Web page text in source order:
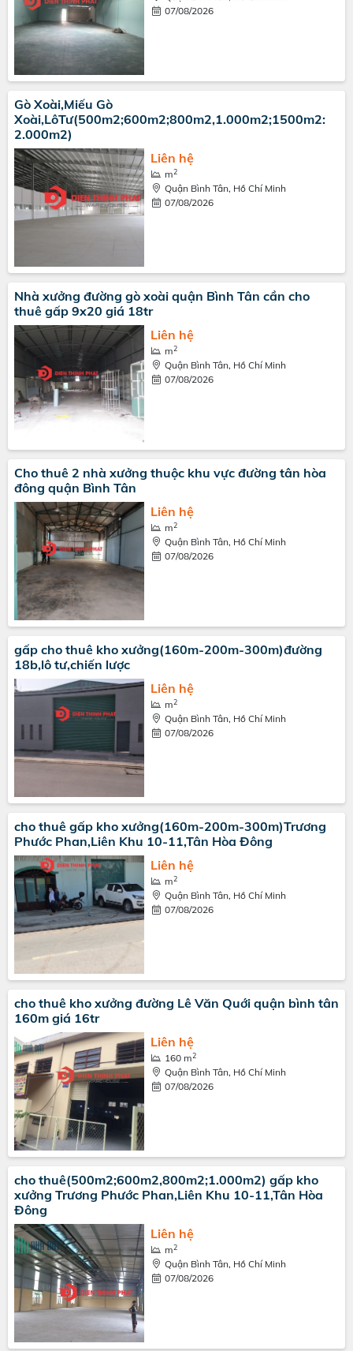
07/08/2026
Gò Xoài,Miếu Gò
Xoài,LôTư(500m2;600m2;800m2,1.000m2;1500m2:
2.000m2)
Liên hệ
m2
Quận Bình Tân, Hồ Chí Minh
07/08/2026
Nhà xưởng đường gò xoài quận Bình Tân cần cho
thuê gấp 9x20 giá 18tr
Liên hệ
m2
Quận Bình Tân, Hồ Chí Minh
07/08/2026
Cho thuê 2 nhà xưởng thuộc khu vực đường tân hòa
đông quận Bình Tân
Liên hệ
m2
Quận Bình Tân, Hồ Chí Minh
07/08/2026
gấp cho thuê kho xưởng(160m-200m-300m)đường
18b,lô tư,chiến lược
Liên hệ
m2
Quận Bình Tân, Hồ Chí Minh
07/08/2026
cho thuê gấp kho xưởng(160m-200m-300m)Trương
Phước Phan,Liên Khu 10-11,Tân Hòa Đông
Liên hệ
m2
Quận Bình Tân, Hồ Chí Minh
07/08/2026
cho thuê kho xưởng đường Lê Văn Quới quận bình tân
160m giá 16tr
Liên hệ
160 m2
Quận Bình Tân, Hồ Chí Minh
07/08/2026
cho thuê(500m2;600m2,800m2;1.000m2) gấp kho
xưởng Trương Phước Phan,Liên Khu 10-11,Tân Hòa
Đông
Liên hệ
m2
Quận Bình Tân, Hồ Chí Minh
07/08/2026